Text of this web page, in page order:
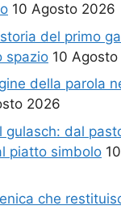
10 Agosto 2026
del primo
spazio 10
della parola
2026
gulasch: dal
piatto simbolo
che